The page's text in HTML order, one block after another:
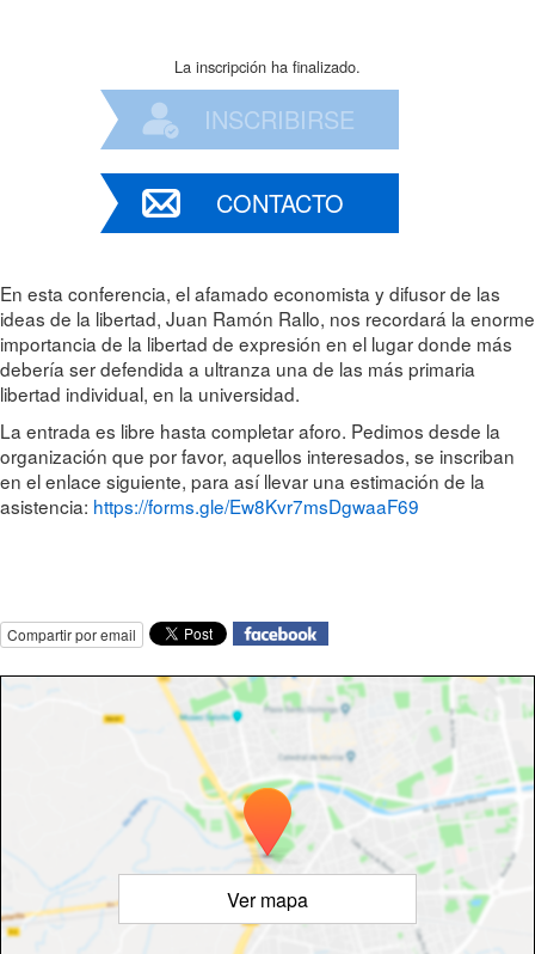
La inscripción ha finalizado.
INSCRIBIRSE
CONTACTO
En esta conferencia, el afamado economista y difusor de las
ideas de la libertad, Juan Ramón Rallo, nos recordará la enorme
importancia de la libertad de expresión en el lugar donde más
debería ser defendida a ultranza una de las más primaria
libertad individual, en la universidad.
La entrada es libre hasta completar aforo. Pedimos desde la
organización que por favor, aquellos interesados, se inscriban
en el enlace siguiente, para así llevar una estimación de la
asistencia: https://forms.gle/Ew8Kvr7msDgwaaF69
Compartir por email
Ver mapa